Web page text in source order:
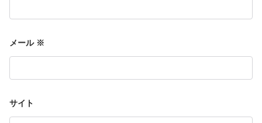
ョ
ン
メール ※
サイト